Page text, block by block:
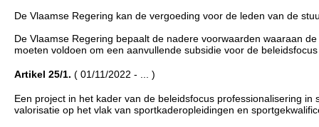
De Vlaamse Regering kan de vergoeding voor de leden van de
De Vlaamse Regering bepaalt de nadere voorwaarden waaraan
moeten voldoen om een aanvullende subsidie voor de
Artikel 25/1. ( 01/11/2022 - ... )
Een project in het kader van de beleidsfocus professionalisering
valorisatie op het vlak van sportkaderopleidingen en